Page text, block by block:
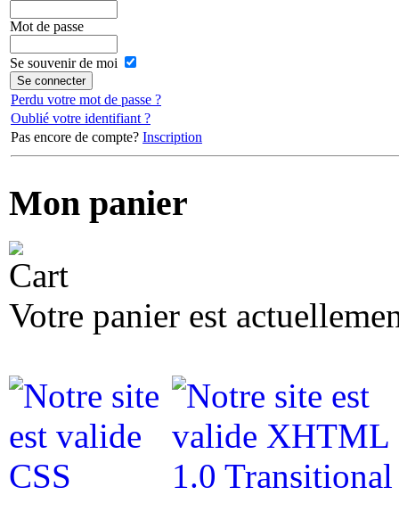
Mot de passe
Se souvenir de moi
Perdu votre mot de passe ?
Oublié votre identifiant ?
Pas encore de compte? Inscription
Mon panier
Votre panier est